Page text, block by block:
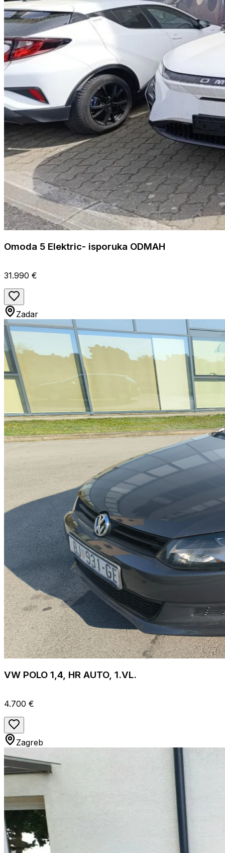
Omoda 5 Elektric- isporuka ODMAH
31.990 €
Zadar
VW POLO 1,4, HR AUTO, 1.VL.
4.700 €
Zagreb